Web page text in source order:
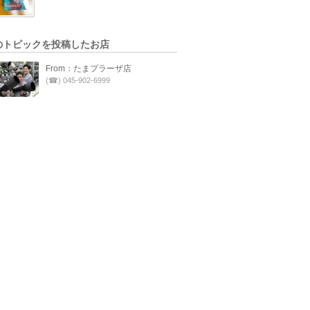
トピックを投稿したお店
From：たまプラーザ店
(☎) 045-902-6999